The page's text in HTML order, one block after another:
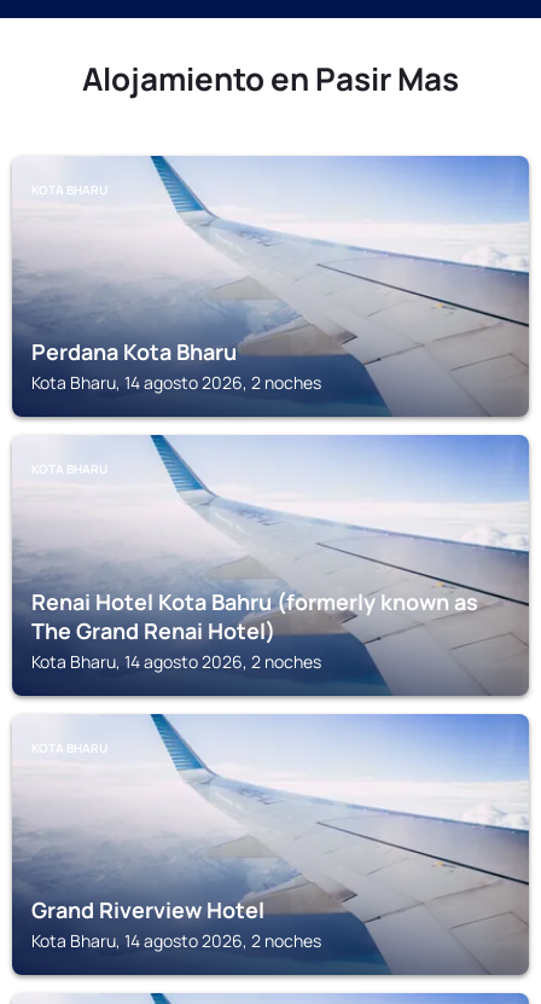
Alojamiento en Pasir Mas
KOTA BHARU
Perdana Kota Bharu
Kota Bharu, 14 agosto 2026, 2 noches
KOTA BHARU
Renai Hotel Kota Bahru (formerly known as
The Grand Renai Hotel)
Kota Bharu, 14 agosto 2026, 2 noches
KOTA BHARU
Grand Riverview Hotel
Kota Bharu, 14 agosto 2026, 2 noches